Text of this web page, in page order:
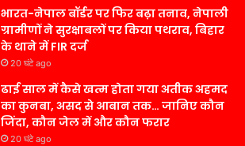
भारत-नेपाल बॉर्डर पर फिर बढ़ा तनाव, नेपाली
ग्रामीणों ने सुरक्षाबलों पर किया पथराव, बिहार
के थाने में FIR दर्ज
20 घंटे ago
ढाई साल में कैसे खत्म होता गया अतीक अहमद
का कुनबा, असद से आबान तक… जानिए कौन
जिंदा, कौन जेल में और कौन फरार
20 घंटे ago